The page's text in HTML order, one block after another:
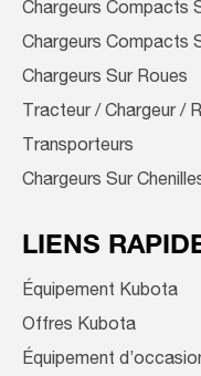
Chargeurs Compacts
Chargeurs Compacts
Chargeurs Sur Roues
Tracteur / Chargeur /
Transporteurs
Chargeurs Sur
LIENS
Équipement Kubota
Offres Kubota
Équipement